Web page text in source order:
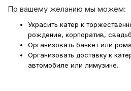
По вашему желанию мы можем:
Украсить катер к
рождение, корпоратив,
Организовать банкет или
Организовать доставку к
автомобиле или лимузине.